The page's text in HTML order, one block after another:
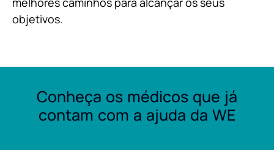
objetivos.
Conheça os médicos que já
contam com a ajuda da WE